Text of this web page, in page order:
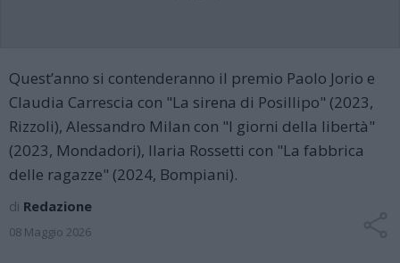
Quest’anno si contenderanno il premio Paolo Jorio e
Claudia Carrescia con "La sirena di Posillipo" (2023,
Rizzoli), Alessandro Milan con "I giorni della libertà"
(2023, Mondadori), Ilaria Rossetti con "La fabbrica
delle ragazze" (2024, Bompiani).
di Redazione
08 Maggio 2026